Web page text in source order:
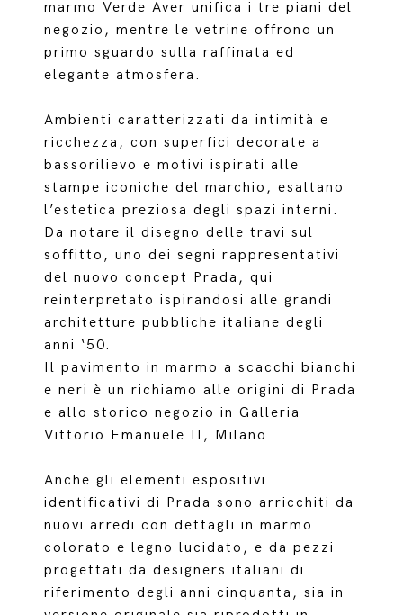
marmo Verde Aver unifica i tre piani del
negozio, mentre le vetrine offrono un
primo sguardo sulla raffinata ed
elegante atmosfera.
Ambienti caratterizzati da intimità e
ricchezza, con superfici decorate a
bassorilievo e motivi ispirati alle
stampe iconiche del marchio, esaltano
l’estetica preziosa degli spazi interni.
Da notare il disegno delle travi sul
soffitto, uno dei segni rappresentativi
del nuovo concept Prada, qui
reinterpretato ispirandosi alle grandi
architetture pubbliche italiane degli
anni ‘50.
Il pavimento in marmo a scacchi bianchi
e neri è un richiamo alle origini di Prada
e allo storico negozio in Galleria
Vittorio Emanuele II, Milano.
Anche gli elementi espositivi
identificativi di Prada sono arricchiti da
nuovi arredi con dettagli in marmo
colorato e legno lucidato, e da pezzi
progettati da designers italiani di
riferimento degli anni cinquanta, sia in